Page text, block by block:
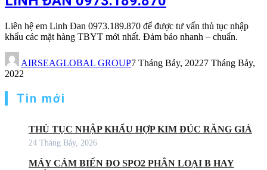
Liên hệ em Linh Đan 0973.189.870 để được tư vấn thủ tục nhập
khẩu các mặt hàng TBYT mới nhất. Đảm bảo nhanh – chuẩn.
AIRSEAGLOBAL GROUP7 Tháng Bảy, 20227 Tháng Bảy,
2022
Tin mới
THỦ TỤC NHẬP KHẨU HỢP KIM ĐÚC RĂNG GIẢ
24 Tháng Bảy, 2026
MÁY CẢM BIẾN ĐO SPO2 PHÂN LOẠI B HAY